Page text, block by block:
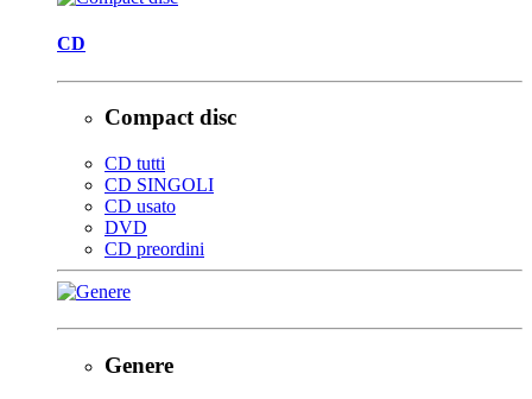
CD
Compact disc
CD tutti
CD SINGOLI
CD usato
DVD
CD preordini
Genere